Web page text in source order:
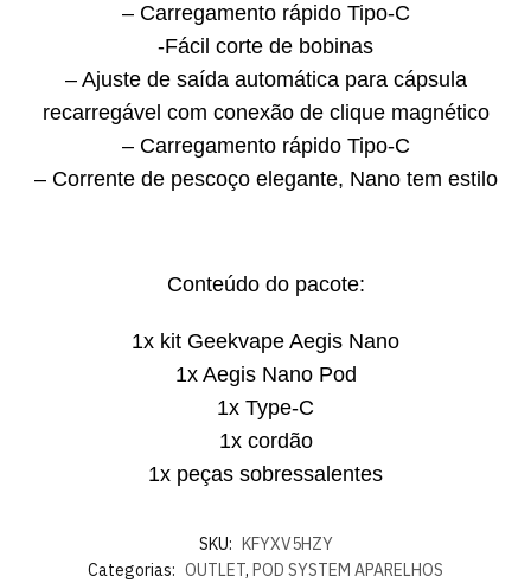
– Carregamento rápido Tipo-C
-Fácil corte de bobinas
– Ajuste de saída automática para cápsula
recarregável com conexão de clique magnético
– Carregamento rápido Tipo-C
– Corrente de pescoço elegante, Nano tem estilo
Conteúdo do pacote:
1x kit Geekvape Aegis Nano
1x Aegis Nano Pod
1x Type-C
1x cordão
1x peças sobressalentes
SKU:
KFYXV5HZY
Categorias: OUTLET, POD SYSTEM APARELHOS